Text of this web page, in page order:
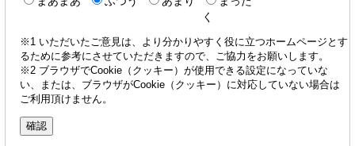
く
※1 いただいたご意見は、より分かりやすく役に立つホームページとす
るために参考にさせていただきますので、ご協力をお願いします。
※2 ブラウザでCookie（クッキー）が使用できる設定になっていな
い、または、ブラウザがCookie（クッキー）に対応していない場合は
ご利用頂けません。